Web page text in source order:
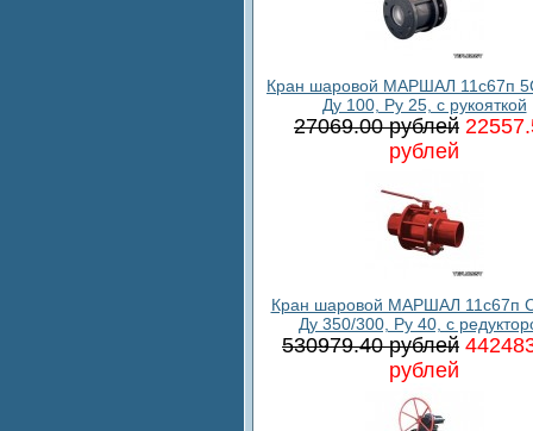
Кран шаровой МАРШАЛ 11с67п
Ду 100, Ру 25, с рукояткой
27069.00 рублей
рублей
Кран шаровой МАРШАЛ 11с67п
Ду 350/300, Ру 40, с
530979.40 рублей
рублей